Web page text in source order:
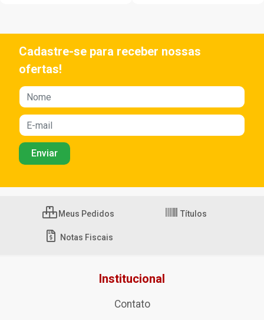
Cadastre-se para receber nossas
ofertas!
Meus Pedidos Títulos
Notas Fiscais
Institucional
Contato